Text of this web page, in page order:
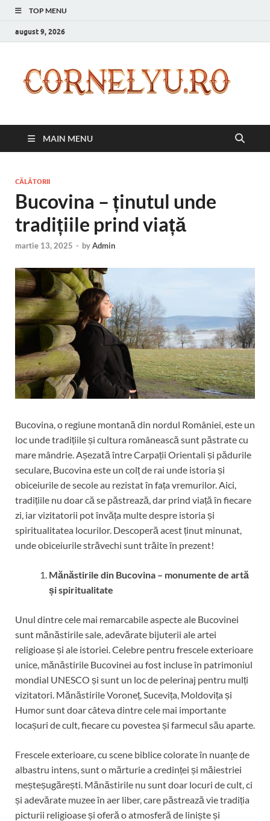
TOP MENU
august 9, 2026
ta mai
MAIN MENU
CĂLĂTORII
Bucovina – ținutul unde
tradițiile prind viață
martie 13, 2025 - byAdmin
Bucovina, o regiune montană din nordul României, este un
loc unde tradițiile și cultura românească sunt păstrate cu
mare mândrie. Așezată între Carpații Orientali și pădurile
seculare, Bucovina este un colț de rai unde istoria și
obiceiurile de secole au rezistat în fața vremurilor. Aici,
tradițiile nu doar că se păstrează, dar prind viață în fiecare
zi, iar vizitatorii pot învăța multe despre istoria și
spiritualitatea locurilor. Descoperă acest ținut minunat,
unde obiceiurile străvechi sunt trăite în prezent!
Mănăstirile din Bucovina – monumente de artă
și spiritualitate
Unul dintre cele mai remarcabile aspecte ale Bucovinei
sunt mănăstirile sale, adevărate bijuterii ale artei
religioase și ale istoriei. Celebre pentru frescele exterioare
unice, mănăstirile Bucovinei au fost incluse în patrimoniul
mondial UNESCO și sunt un loc de pelerinaj pentru mulți
vizitatori. Mănăstirile Voroneț, Sucevița, Moldovița și
Humor sunt doar câteva dintre cele mai importante
locașuri de cult, fiecare cu povestea și farmecul său aparte.
Frescele exterioare, cu scene biblice colorate în nuanțe de
albastru intens, sunt o mărturie a credinței și măiestriei
meșteșugărești. Mănăstirile nu sunt doar locuri de cult, ci
și adevărate muzee în aer liber, care păstrează vie tradiția
picturii religioase și oferă o atmosferă de liniște și